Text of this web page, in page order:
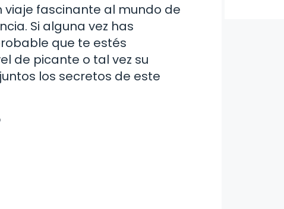
viaje fascinante al mundo de
Si alguna vez has
que te estés
de picante o tal vez su
los secretos de este